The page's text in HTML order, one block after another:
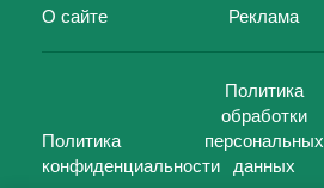
О сайте Реклама
Политика
конфиденциальности
Политика
обработки
персональных
данных